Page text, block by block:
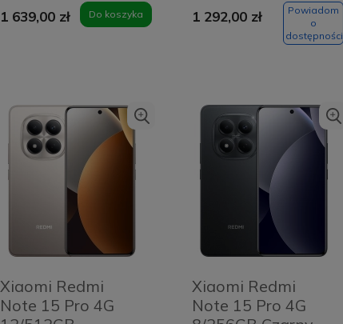
Niebieski - Glacier
Blue
1 639,00 zł Do koszyka 1 292,00 zł
Powiadom
o
dostępności
Xiaomi Redmi
Note 15 Pro 4G
Xiaomi Redmi
Note 15 Pro 4G